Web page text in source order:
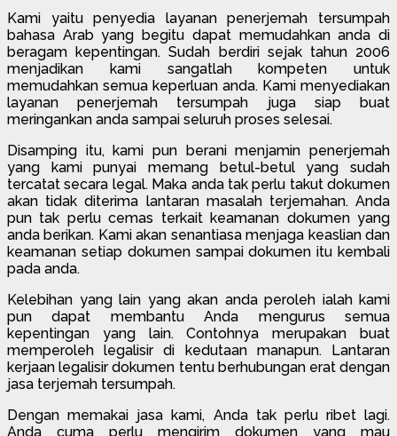
Kami yaitu penyedia layanan penerjemah tersumpah
bahasa Arab yang begitu dapat memudahkan anda di
beragam kepentingan. Sudah berdiri sejak tahun 2006
menjadikan kami sangatlah kompeten untuk
memudahkan semua keperluan anda. Kami menyediakan
layanan penerjemah tersumpah juga siap buat
meringankan anda sampai seluruh proses selesai.
Disamping itu, kami pun berani menjamin penerjemah
yang kami punyai memang betul-betul yang sudah
tercatat secara legal. Maka anda tak perlu takut dokumen
akan tidak diterima lantaran masalah terjemahan. Anda
pun tak perlu cemas terkait keamanan dokumen yang
anda berikan. Kami akan senantiasa menjaga keaslian dan
keamanan setiap dokumen sampai dokumen itu kembali
pada anda.
Kelebihan yang lain yang akan anda peroleh ialah kami
pun dapat membantu Anda mengurus semua
kepentingan yang lain. Contohnya merupakan buat
memperoleh legalisir di kedutaan manapun. Lantaran
kerjaan legalisir dokumen tentu berhubungan erat dengan
jasa terjemah tersumpah.
Dengan memakai jasa kami, Anda tak perlu ribet lagi.
Anda cuma perlu mengirim dokumen yang mau